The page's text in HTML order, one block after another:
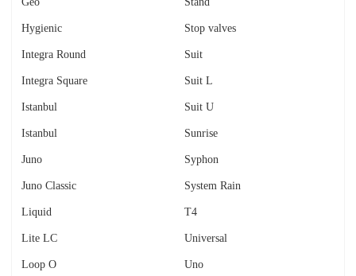
Hygienic
Integra Round
Integra Square
Istanbul
Istanbul
Juno
Juno Classic
Liquid
Lite LC
Loop O
Stop valves
Suit
Suit L
Suit U
Sunrise
Syphon
System Rain
T4
Universal
Uno